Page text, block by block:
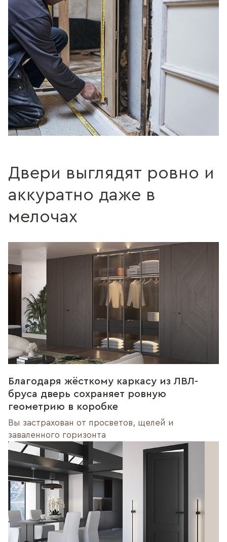
Двери выглядят ровно и
аккуратно даже в
мелочах
Благодаря жёсткому каркасу из ЛВЛ-
бруса дверь сохраняет ровную
геометрию в коробке
Вы застрахован от просветов, щелей и
заваленного горизонта